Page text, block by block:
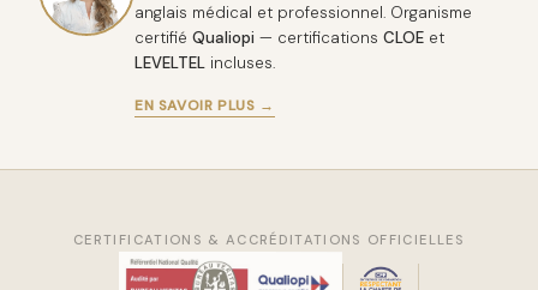
anglais médical et professionnel. Organisme
certifié Qualiopi — certifications CLOE et
LEVELTEL incluses.
EN SAVOIR PLUS →
CERTIFICATIONS & ACCRÉDITATIONS OFFICIELLES